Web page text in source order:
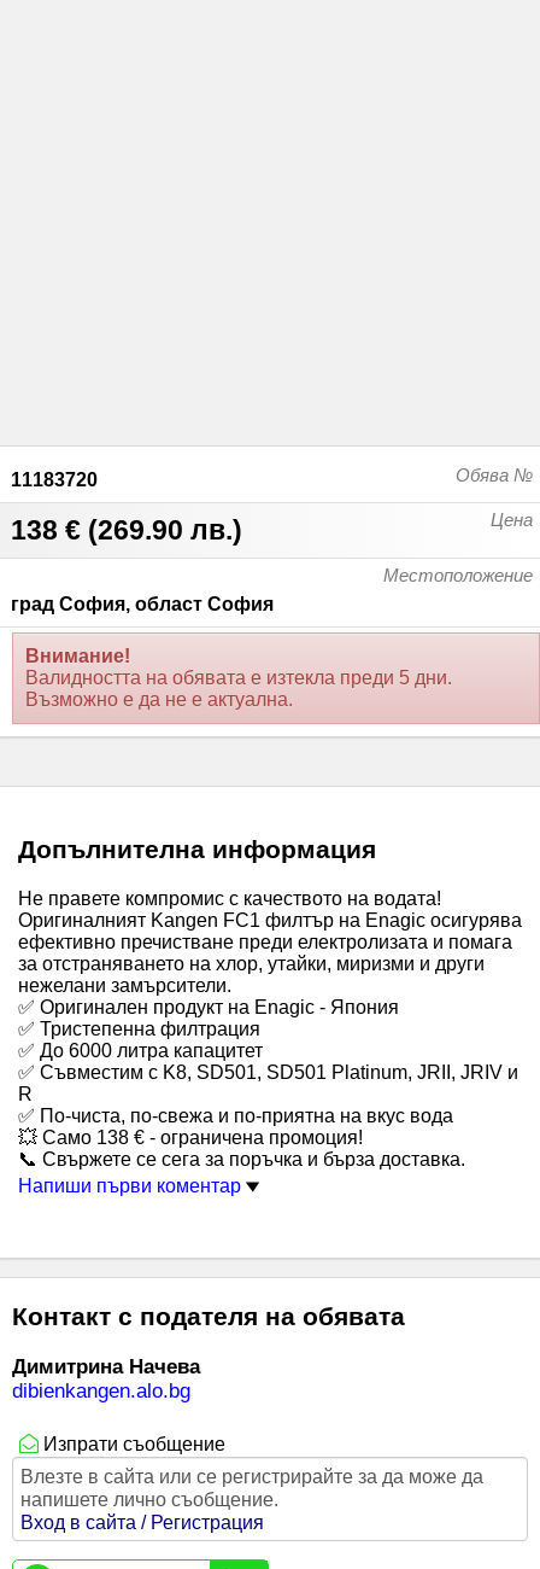
Обява №
11183720
Цена
138 € (269.90 лв.)
Местоположение
град София, област София
Внимание!
Валидността на обявата е изтекла преди 5 дни.
Възможно е да не е актуална.
Допълнителна информация
Не правете компромис с качеството на водата!
Оригиналният Kangen FC1 филтър на Enagic осигурява
ефективно пречистване преди електролизата и помага
за отстраняването на хлор, утайки, миризми и други
нежелани замърсители.
✅ Оригинален продукт на Enagic - Япония
✅ Тристепенна филтрация
✅ До 6000 литра капацитет
✅ Съвместим с K8, SD501, SD501 Platinum, JRII, JRIV и
R
✅ По-чиста, по-свежа и по-приятна на вкус вода
💥 Само 138 € - ограничена промоция!
📞 Свържете се сега за поръчка и бърза доставка.
Напиши първи коментар
Контакт с подателя на обявата
Димитрина Начева
dibienkangen.alo.bg
Изпрати съобщение
Влезте в сайта или се регистрирайте за да може да
напишете лично съобщение.
Вход в сайта / Регистрация